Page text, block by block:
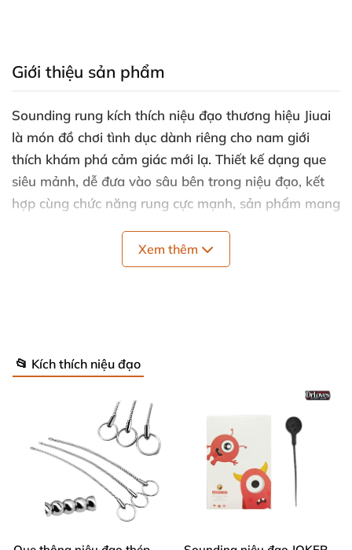
Giới thiệu sản phẩm
Sounding rung kích thích niệu đạo thương hiệu Jiuai
là món đồ chơi tình dục dành riêng cho nam giới
thích khám phá cảm giác mới lạ. Thiết kế dạng que
siêu mảnh, dễ đưa vào sâu bên trong niệu đạo, kết
hợp cùng chức năng rung cực mạnh, sản phẩm mang
sextoy thông thường khó có thể mang lại.
Xem thêm
📂 Kích thích niệu đạo